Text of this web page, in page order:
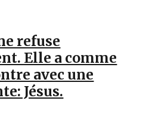
refuse
Elle a comme
avec une
Jésus.